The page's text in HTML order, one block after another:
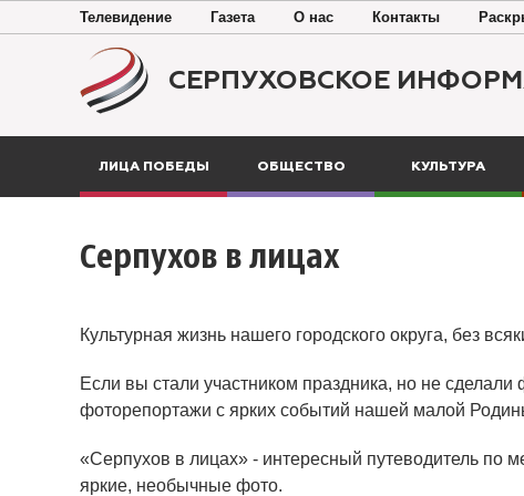
Телевидение Газета О нас Контакты
СЕРПУХОВСКОЕ
ЛИЦА ПОБЕДЫ ОБЩЕСТВО КУЛЬТУРА
Серпухов в лицах
Культурная жизнь нашего городского округа, без
Если вы стали участником праздника, но не
фоторепортажи с ярких событий нашей малой
«Серпухов в лицах» - интересный путеводитель по
яркие, необычные фото.